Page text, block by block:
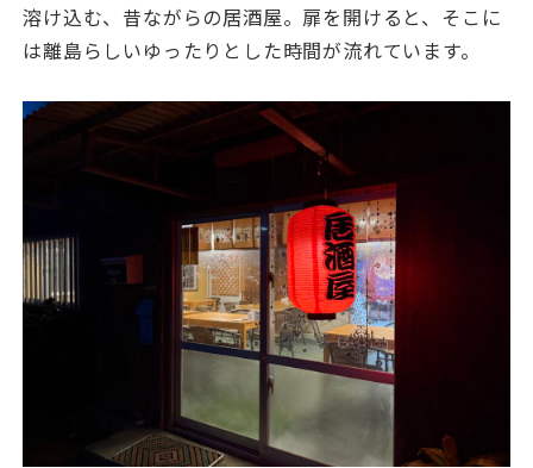
溶け込む、昔ながらの居酒屋。扉を開けると、そこに
は離島らしいゆったりとした時間が流れています。